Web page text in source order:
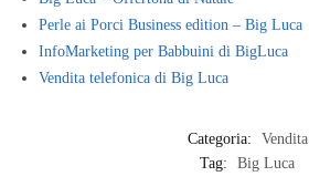
Perle ai Porci Business edition – Big Luca
InfoMarketing per Babbuini di BigLuca
Vendita telefonica di Big Luca
Categoria:
Vendita
Tag:
Big Luca